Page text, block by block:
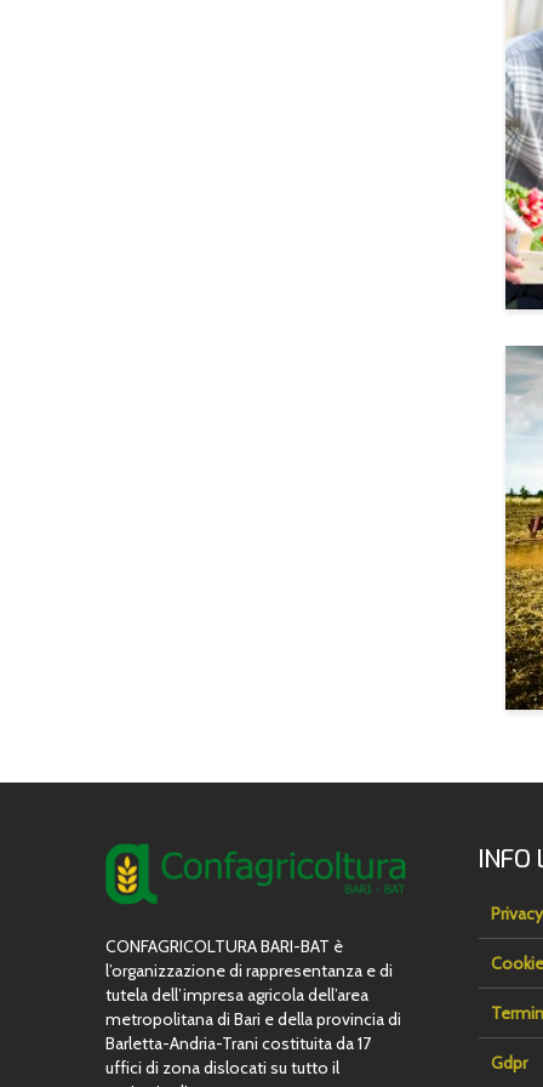
CONFAGRICOLTURA BARI-BAT è
l’organizzazione di rappresentanza e di
tutela dell’impresa agricola dell’area
metropolitana di Bari e della provincia di
Barletta-Andria-Trani costituita da 17
uffici di zona dislocati su tutto il
INFO
Gdpr